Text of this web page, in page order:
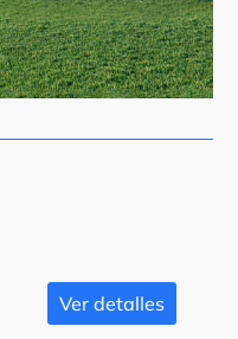
Ver detalles